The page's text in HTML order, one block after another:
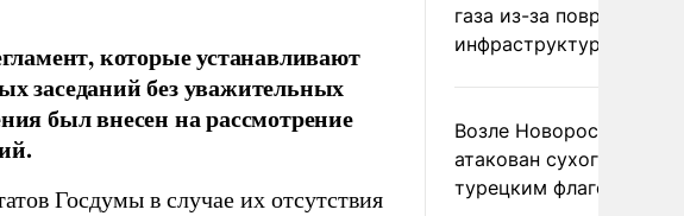
которые устанавливают
заседаний без уважительных
был внесен на рассмотрение
Госдумы в случае их отсутствия
газа из-за повреждения
инфраструктуры
Возле Новороссийска
атакован сухогруз под
турецким флагом